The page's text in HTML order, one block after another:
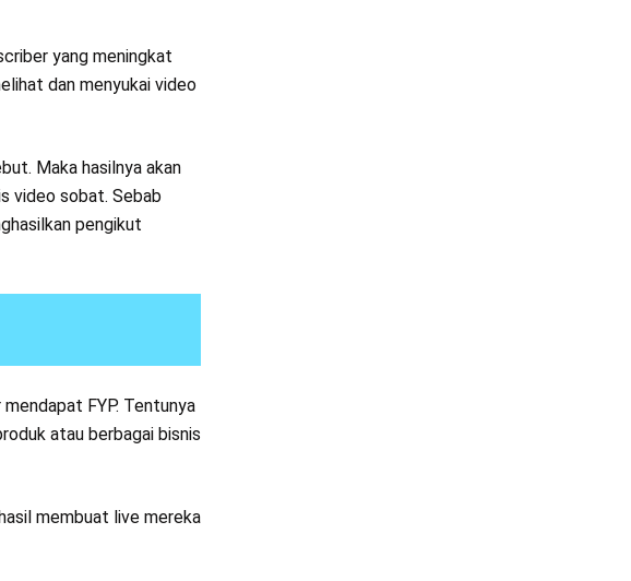
yang meningkat
dan menyukai video
Maka hasilnya akan
video sobat. Sebab
pengikut
FYP. Tentunya
atau berbagai bisnis
membuat live mereka